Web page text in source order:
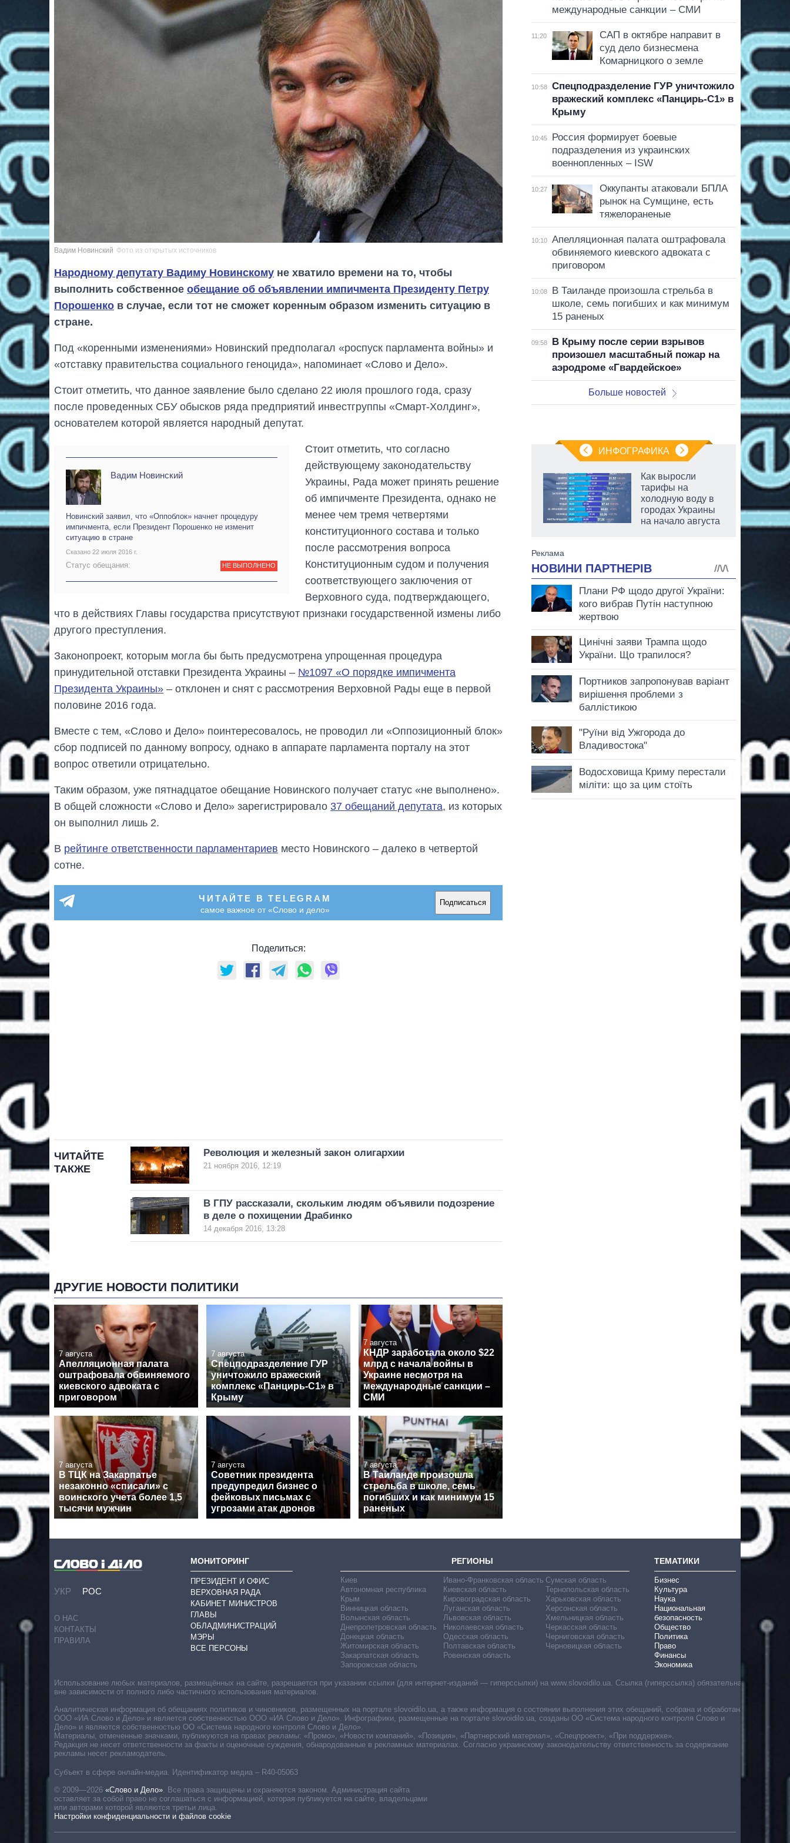
Вадим Новинский Фото из открытых источников
Народному депутату Вадиму Новинскому не хватило времени на то, чтобы
выполнить собственное обещание об объявлении импичмента Президенту Петру
Порошенко в случае, если тот не сможет коренным образом изменить ситуацию в
стране.
Под «коренными изменениями» Новинский предполагал «роспуск парламента войны» и
«отставку правительства социального геноцида», напоминает «Слово и Дело».
Стоит отметить, что данное заявление было сделано 22 июля прошлого года, сразу
после проведенных СБУ обысков ряда предприятий инвестгруппы «Смарт-Холдинг»,
основателем которой является народный депутат.
Вадим Новинский
Новинский заявил, что «Оппоблок» начнет процедуру
импичмента, если Президент Порошенко не изменит
ситуацию в стране
Сказано 22 июля 2016 г.
Статус обещания: НЕ ВЫПОЛНЕНО
Стоит отметить, что согласно
действующему законодательству
Украины, Рада может принять решение
об импичменте Президента, однако не
менее чем тремя четвертями
конституционного состава и только
после рассмотрения вопроса
Конституционным судом и получения
соответствующего заключения от
Верховного суда, подтверждающего,
что в действиях Главы государства присутствуют признаки государственной измены либо
другого преступления.
Законопроект, которым могла бы быть предусмотрена упрощенная процедура
принудительной отставки Президента Украины – №1097 «О порядке импичмента
Президента Украины» – отклонен и снят с рассмотрения Верховной Рады еще в первой
половине 2016 года.
Вместе с тем, «Слово и Дело» поинтересовалось, не проводил ли «Оппозиционный блок»
сбор подписей по данному вопросу, однако в аппарате парламента порталу на этот
вопрос ответили отрицательно.
Таким образом, уже пятнадцатое обещание Новинского получает статус «не выполнено».
В общей сложности «Слово и Дело» зарегистрировало 37 обещаний депутата, из которых
он выполнил лишь 2.
В рейтинге ответственности парламентариев место Новинского – далеко в четвертой
сотне.
ЧИТАЙТЕ В TELEGRAM
самое важное от «Слово и дело»
Подписаться
Поделиться:
ЧИТАЙТЕ
ТАКЖЕ
Революция и железный закон олигархии
21 ноября 2016, 12:19
В ГПУ рассказали, скольким людям объявили подозрение
в деле о похищении Драбинко
14 декабря 2016, 13:28
ДРУГИЕ НОВОСТИ ПОЛИТИКИ
7 августа
Апелляционная палата
оштрафовала обвиняемого
киевского адвоката с
приговором
7 августа
Спецподразделение ГУР
уничтожило вражеский
комплекс «Панцирь-С1» в
Крыму
7 августа
КНДР заработала около $22
млрд с начала войны в
Украине несмотря на
международные санкции –
СМИ
7 августа
В ТЦК на Закарпатье
незаконно «списали» с
воинского учета более 1,5
тысячи мужчин
7 августа
Советник президента
предупредил бизнес о
фейковых письмах с
угрозами атак дронов
7 августа
В Таиланде произошла
стрельба в школе, семь
погибших и как минимум 15
раненых
международные санкции – СМИ
11:20
САП в октябре направит в
суд дело бизнесмена
Комарницкого о земле
10:58
Спецподразделение ГУР уничтожило
вражеский комплекс «Панцирь-С1» в
Крыму
10:45
Россия формирует боевые
подразделения из украинских
военнопленных – ISW
10:27
Оккупанты атаковали БПЛА
рынок на Сумщине, есть
тяжелораненые
10:10
Апелляционная палата оштрафовала
обвиняемого киевского адвоката с
приговором
10:08
В Таиланде произошла стрельба в
школе, семь погибших и как минимум
15 раненых
09:58
В Крыму после серии взрывов
произошел масштабный пожар на
аэродроме «Гвардейское»
Больше новостей
ИНФОГРАФИКА
изменилось
количество
бакалавриат,
магистратуру и
аспирантуру
Как выросли
тарифы на
холодную воду в
городах Украины
на начало августа
УКР РОС
О НАС
КОНТАКТЫ
ПРАВИЛА
МОНИТОРИНГ
ПРЕЗИДЕНТ И ОФИС
ВЕРХОВНАЯ РАДА
КАБИНЕТ МИНИСТРОВ
ГЛАВЫ
ОБЛАДМИНИСТРАЦИЙ
МЭРЫ
ВСЕ ПЕРСОНЫ
РЕГИОНЫ
Киев
Автономная республика
Крым
Винницкая область
Волынская область
Днепропетровская область
Донецкая область
Житомирская область
Закарпатская область
Запорожская область
Ивано-Франковская область
Киевская область
Кировоградская область
Луганская область
Львовская область
Николаевская область
Одесская область
Полтавская область
Ровенская область
Сумская область
Тернопольская область
Харьковская область
Херсонская область
Хмельницкая область
Черкасская область
Черниговская область
Черновицкая область
ТЕМАТИКИ
Бизнес
Культура
Наука
Национальная
безопасность
Общество
Политика
Право
Финансы
Экономика
Субъект в сфере онлайн-медиа. Идентификатор медиа – R40-05063
© 2009—2026 «Слово и Дело»
Все права защищены и охраняются законом. Администрация сайта
оставляет за собой право не соглашаться с информацией, которая публикуется на сайте, владельцами
или авторами которой являются третьи лица.
Настройки конфиденциальности и файлов cookie
Использование любых материалов, размещённых на сайте, разрешается при указании ссылки (для интернет-изданий — гиперссылки) на www.slovoidilo.ua. Ссылка (гиперссылка) обязательна
вне зависимости от полного либо частичного использования материалов.
Аналитическая информация об обещаниях политиков и чиновников, размещенных на портале slovoidilo.ua, а также информация о состоянии выполнения этих обещаний, собрана и обработана
ООО «ИА Слово и Дело» и является собственностью ООО «ИА Слово и Дело». Инфографики, размещенные на портале slovoidilo.ua, созданы ОО «Система народного контроля Слово и
Дело» и являются собственностью ОО «Система народного контроля Слово и Дело».
Материалы, отмеченные значками, публикуются на правах рекламы: «Промо», «Новости компаний», «Позиция», «Партнерский материал», «Спецпроект», «При поддержке».
Редакция не несет ответственности за факты и оценочные суждения, обнародованные в рекламных материалах. Согласно украинскому законодательству ответственность за содержание
рекламы несет рекламодатель.